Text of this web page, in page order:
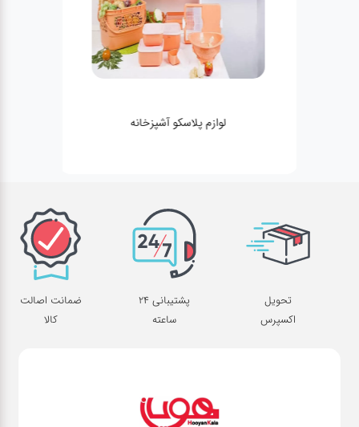
لوازم پلاسکو آشپزخانه
تحویل
اکسپرس
پشتیبانی 24
ساعته
ضمانت اصالت
کالا